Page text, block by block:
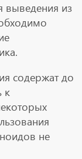
выведения из
содержат до
к
не